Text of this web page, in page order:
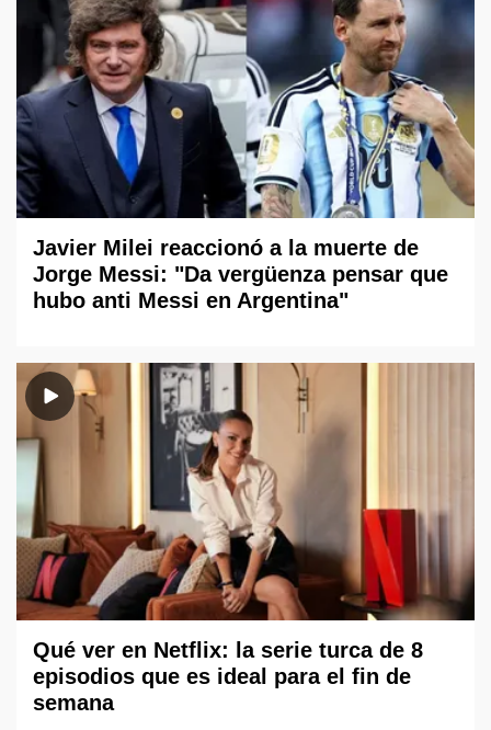
Javier Milei reaccionó a la muerte de
Jorge Messi: "Da vergüenza pensar que
hubo anti Messi en Argentina"
Qué ver en Netflix: la serie turca de 8
episodios que es ideal para el fin de
semana